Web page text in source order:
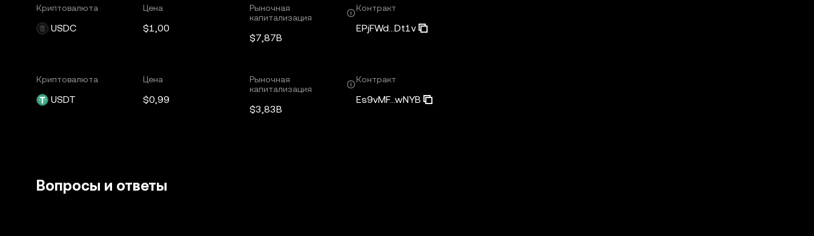
Криптовалюта
USDC
Цена
$1,00
Рыночная
капитализация
$7,87B
Контракт
EPjFWd...Dt1v
Криптовалюта
USDT
Цена
$0,99
Рыночная
капитализация
$3,83B
Контракт
Es9vMF...wNYB
Вопросы и ответы